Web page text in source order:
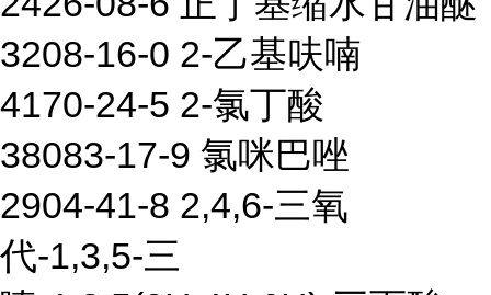
3208-16-0 2-乙基呋喃
4170-24-5 2-氯丁酸
38083-17-9 氯咪巴唑
2904-41-8 2,4,6-三氧
代-1,3,5-三